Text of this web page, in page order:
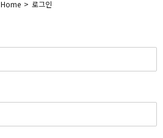
Home > 로그인